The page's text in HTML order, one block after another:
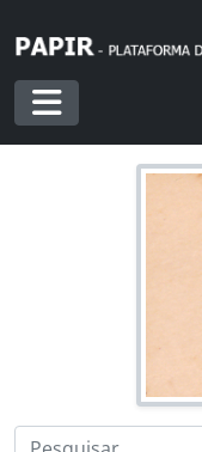
Toggle